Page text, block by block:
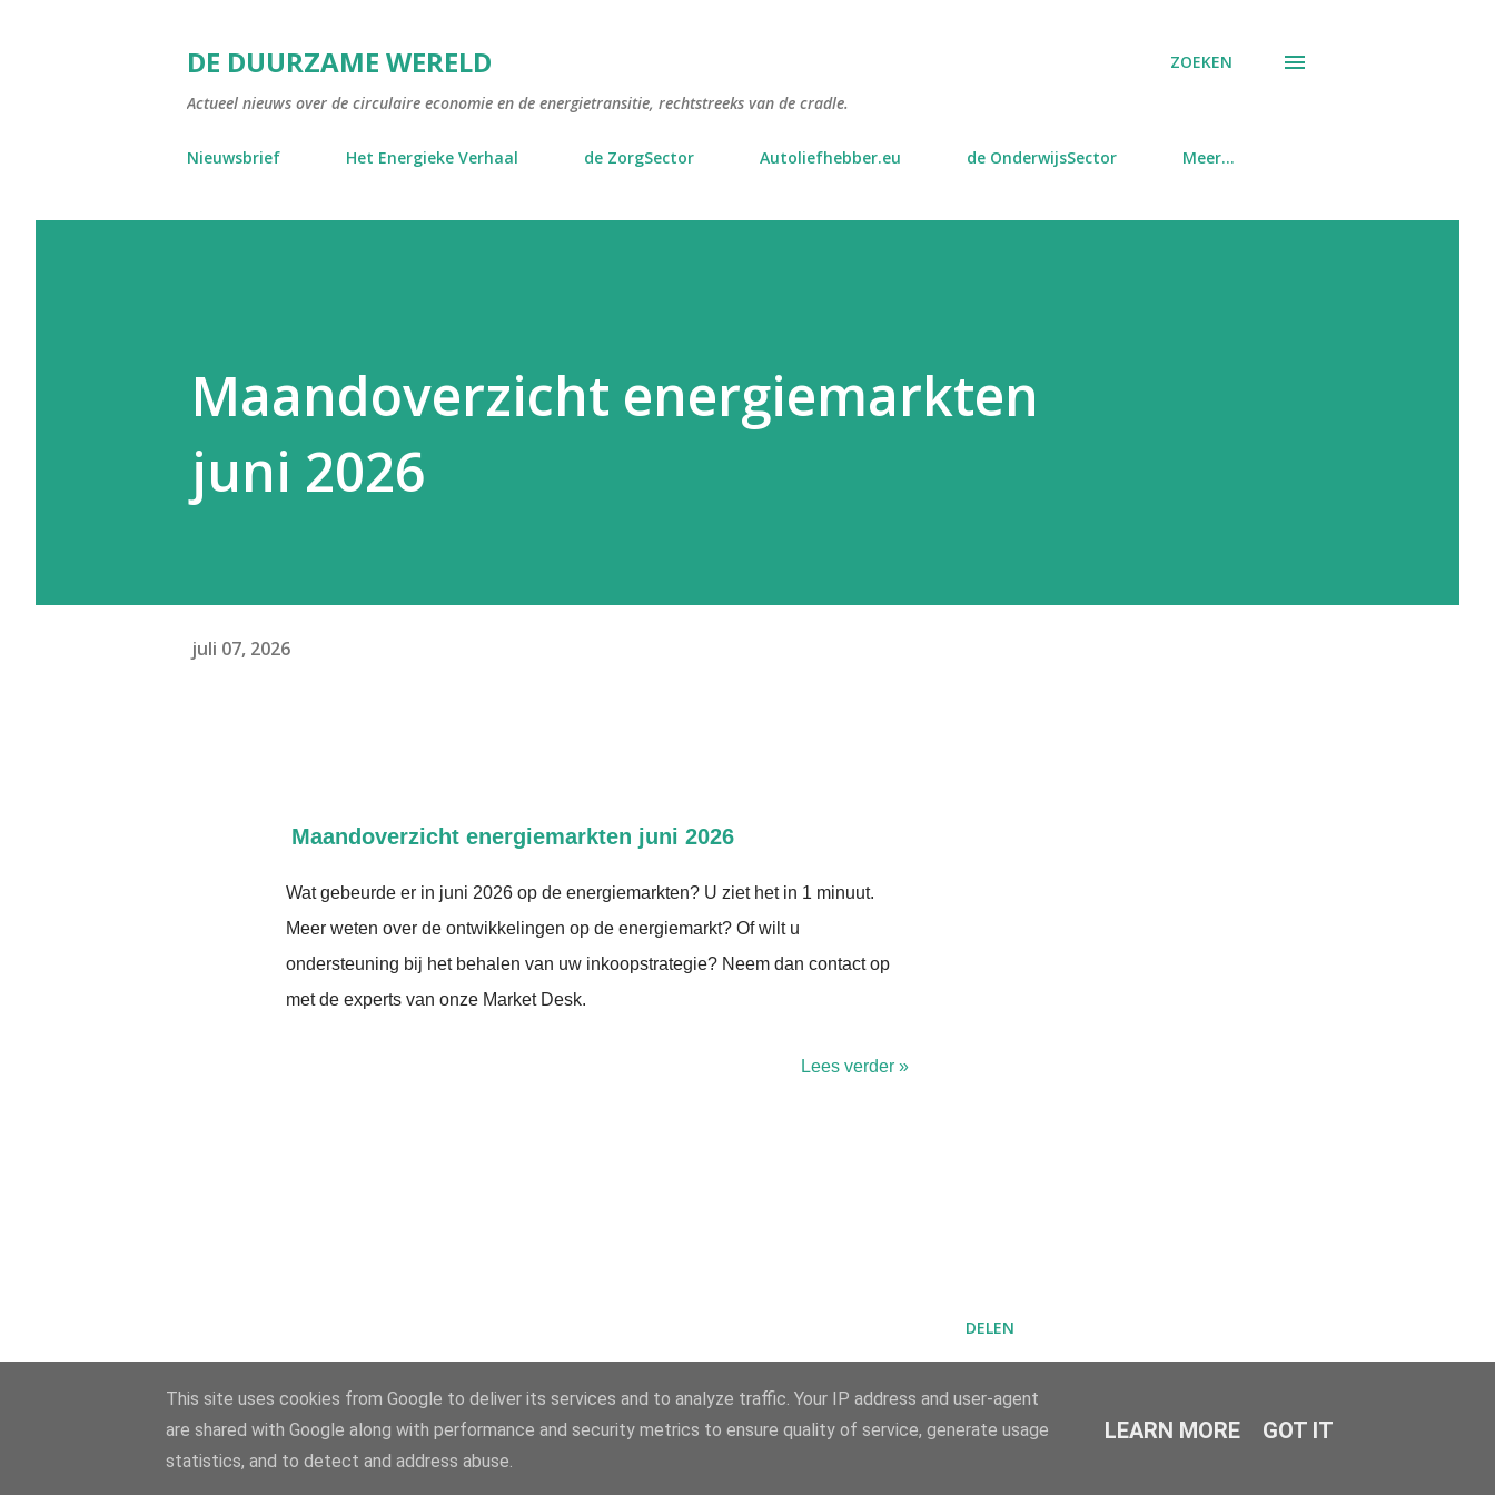
DE DUURZAME WERELD
Actueel nieuws over de circulaire economie en de energietransitie, rechtstreeks van de cradle.
ZOEKEN
Nieuwsbrief Het Energieke Verhaal de ZorgSector Autoliefhebber.eu de OnderwijsSector Meer…
Maandoverzicht energiemarkten
juni 2026
juli 07, 2026
Maandoverzicht energiemarkten juni 2026
Wat gebeurde er in juni 2026 op de energiemarkten? U ziet het in 1 minuut.
Meer weten over de ontwikkelingen op de energiemarkt? Of wilt u
ondersteuning bij het behalen van uw inkoopstrategie? Neem dan contact op
met de experts van onze Market Desk.
Lees verder »
DELEN
This site uses cookies from Google to deliver its services and to analyze traffic. Your IP address and user-agent
are shared with Google along with performance and security metrics to ensure quality of service, generate usage
statistics, and to detect and address abuse.
LEARN MORE GOT IT